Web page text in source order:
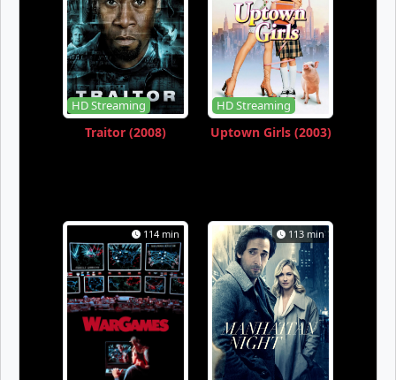
HD Streaming
Traitor (2008)
HD Streaming
Uptown Girls (2003)
114 min 113 min